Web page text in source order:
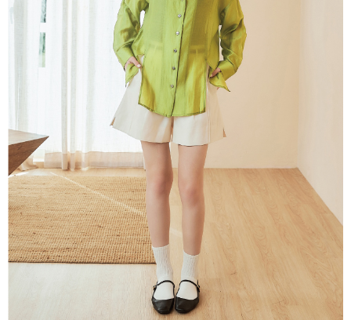
【注意事項】
１．透過由恩沛科技股份有限公司提供之「AFTEE先享後付」服務完成之交
易，需依本服務之必要範圍內提供個人資料，並將交易相關給付款項請求債
權轉讓予恩沛科技股份有限公司。
２．關於個人資料處理事宜，請瀏覽以下網址：
https://aftee.tw/terms/#terms3
３．未成年的使用者請事先徵得法定代理人或監護人之同意方可使用
「AFTEE先享後付」，若未經同意申辦者引起之損失，本公司不負相關責
４．使用「AFTEE先享後付」時，將依據個別帳號之用戶狀況，依本公司即
時審查核予不同之上限額度；若仍有額度不足之情形，本公司將視審查結果
請求用戶進行身份認證。
５．嚴禁一人註冊多個帳號或使用他人資訊註冊。若發現惡意使用之情形，
恩沛科技股份有限公司將有權停止該用戶之使用額度並採取法律行動。
付款後7-11取貨
每筆NT$120，滿NT$2,500(含以上)免運費
每筆NT$120，滿NT$2,500(含以上)免運費
每筆NT$120，滿NT$2,500(含以上)免運費
付款後門市自取
免運費
海外配送 查看運費